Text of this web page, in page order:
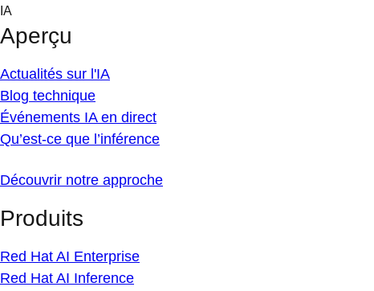
Skip
content
IA
Aperçu
Actualités sur l'IA
Blog technique
Événements IA en direct
Qu’est-ce que l’inférence
Découvrir notre approche
Produits
Red Hat AI Enterprise
Red Hat AI Inference